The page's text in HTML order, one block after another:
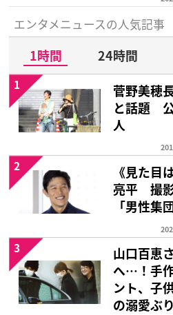
エンタメニュースの人気記事
1時間 24時間
菅野美穂
と話題
人
1
《見た目
亮平 撮
「男性集
2
山口百恵
へ…！手
ント、子
の溺愛ぶり
3